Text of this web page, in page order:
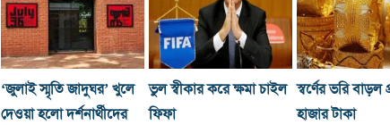
‘জুলাই স্মৃতি জাদুঘর’ খুলে
দেওয়া হলো দর্শনার্থীদের
ভুল স্বীকার করে ক্ষমা চাইল
ফিফা
স্বর্ণের ভরি বাড়ল
হাজার টাকা